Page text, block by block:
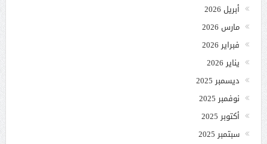
أبريل 2026
مارس 2026
فبراير 2026
يناير 2026
ديسمبر 2025
نوفمبر 2025
أكتوبر 2025
سبتمبر 2025